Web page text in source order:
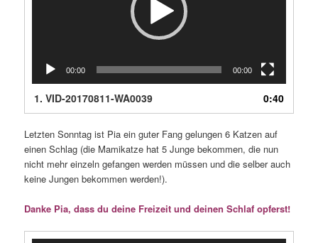
00:00 00:00
1.VID-20170811-WA0039 0:40
Letzten Sonntag ist Pia ein guter Fang gelungen 6 Katzen auf
einen Schlag (die Mamikatze hat 5 Junge bekommen, die nun
nicht mehr einzeln gefangen werden müssen und die selber auch
keine Jungen bekommen werden!).
Danke Pia, dass du deine Freizeit und deinen Schlaf opferst!